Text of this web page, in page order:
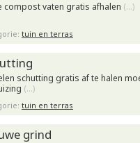
compost vaten gratis afhalen (…)
tuin en terras
schutting gratis af te halen
(…)
tuin en terras
grind